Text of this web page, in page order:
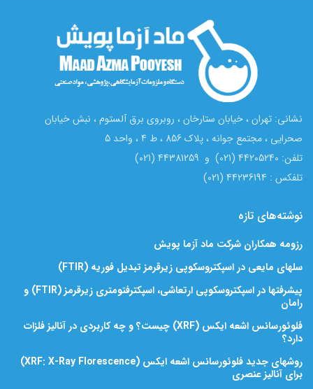
نشانی: تهران ، خیابان ستارخان ، روبروی برق آلستوم ، نبش خیابان
صحرایی ، مجتمع جوانه ، پلاک 856 ، ط 4 ، واحد 5
تلفن: 44205240 (021) و 44381259 (021)
تلفکس : 44236194 (021)
نوشته‌های تازه
رزومه همکاران شرکت ماد آزما پویش
سلهای مایعی در اسپکتروسکوپی زیرقرمز تبدیل فوریه (FTIR)
پیشرفتها در اسپکتروسکوپی ارتعاشی، اسپکترفتومتری زیرقرمز (FTIR) و
رامان
فلوئورسانس اشعه ایکس (XRF) چیست؟ و چه کاربردی در آنالیز فلزات
دارد؟
روشهای جدید فلوئورسانس اشعه ایکس (XRF: X-Ray Florescence)
برای آنالیز عنصری